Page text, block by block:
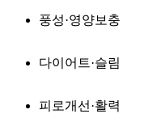
풍성·영양보충
다이어트·슬림
피로개선·활력